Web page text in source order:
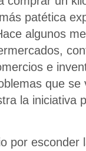
patética
algunos
e
que
la iniciativa
por esconder